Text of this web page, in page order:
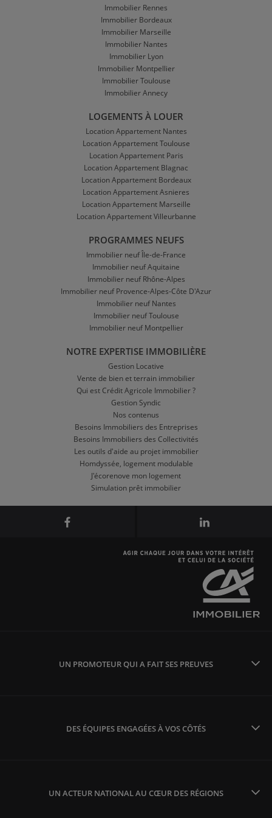
Immobilier Rennes
Immobilier Bordeaux
Immobilier Marseille
Immobilier Nantes
Immobilier Lyon
Immobilier Montpellier
Immobilier Toulouse
Immobilier Annecy
LOGEMENTS À LOUER
Location Appartement Nantes
Location Appartement Toulouse
Location Appartement Paris
Location Appartement Blagnac
Location Appartement Bordeaux
Location Appartement Asnieres
Location Appartement Marseille
Location Appartement Villeurbanne
PROGRAMMES NEUFS
Immobilier neuf Île-de-France
Immobilier neuf Aquitaine
Immobilier neuf Rhône-Alpes
Immobilier neuf Provence-Alpes-Côte D'Azur
Immobilier neuf Nantes
Immobilier neuf Toulouse
Immobilier neuf Montpellier
NOTRE EXPERTISE IMMOBILIÈRE
Gestion Locative
Vente de bien et terrain immobilier
Qui est Crédit Agricole Immobilier ?
Gestion Syndic
Nos contenus
Besoins Immobiliers des Entreprises
Besoins Immobiliers des Collectivités
Les outils d'aide au projet immobilier
Homdyssée, logement modulable
J'écorenove mon logement
Simulation prêt immobilier
UN PROMOTEUR QUI A FAIT SES PREUVES
DES ÉQUIPES ENGAGÉES À VOS CÔTÉS
UN ACTEUR NATIONAL AU CŒUR DES RÉGIONS